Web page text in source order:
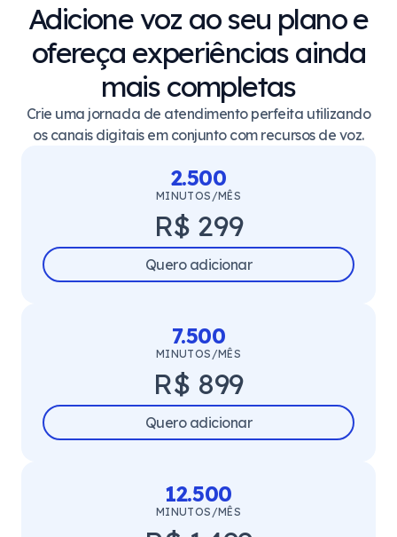
Adicione voz ao seu plano e
ofereça experiências ainda
mais completas
Crie uma jornada de atendimento perfeita utilizando
os canais digitais em conjunto com recursos de voz.
2.500
MINUTOS/MÊS
R$ 299
Quero adicionar
7.500
MINUTOS/MÊS
R$ 899
Quero adicionar
12.500
MINUTOS/MÊS